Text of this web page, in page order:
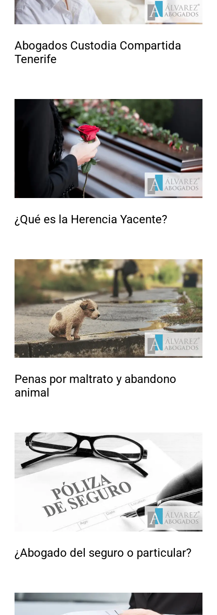
Abogados Custodia Compartida
Tenerife
¿Qué es la Herencia Yacente?
Penas por maltrato y abandono
animal
¿Abogado del seguro o particular?